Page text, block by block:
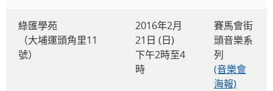
綠匯學苑
（大埔運頭角里11
號）
2016年2月
21日 (日)
下午2時至4
時
賽馬會街
頭音樂系
列
(音樂會
海報)